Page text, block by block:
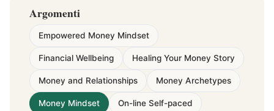
Argomenti
Empowered Money Mindset
Financial Wellbeing Healing Your Money Story
Money and Relationships Money Archetypes
Money Mindset On-line Self-paced